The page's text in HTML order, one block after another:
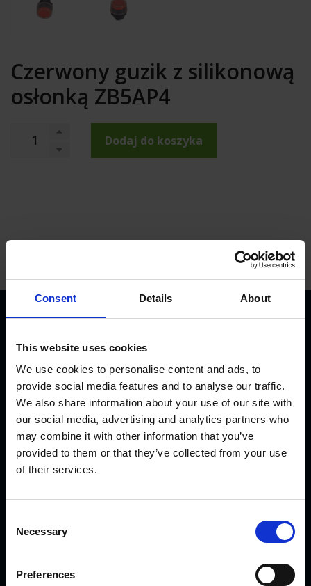
Consent Details About
This website uses cookies
We use cookies to personalise content and ads, to
provide social media features and to analyse our traffic.
We also share information about your use of our site with
our social media, advertising and analytics partners who
may combine it with other information that you’ve
provided to them or that they’ve collected from your use
of their services.
Necessary
Preferences
Czerwony guzik z silikonową
osłonką ZB5AP4
Dodaj do koszyka
KVK Hydra Klov jest nowoczesną firmą zajmującą się
inżynierią i produkcją sprzętu do korekcji i pielęgnacji racic.
Produkty KVK można spotkać od północnej Norwegii i
Islandii przez Arabię Saudyjską i Dubaj, aż po Kanadę i
Japonię.
AKTUALNOŚCI
Przedstawiamy nowe opatrunki CowDream!